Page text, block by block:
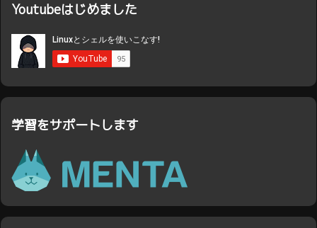
Youtubeはじめました
学習をサポートします